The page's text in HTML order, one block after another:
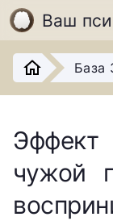
Ваш
База
чужой